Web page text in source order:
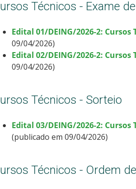
Técnicos - Exame
Edital 01/DEING/2026-2:
09/04/2026)
Edital 02/DEING/2026-2: Cursos
09/04/2026)
Técnicos - Sorteio
Edital 03/DEING/2026-2:
(publicado em 09/04/2026)
Técnicos - Ordem